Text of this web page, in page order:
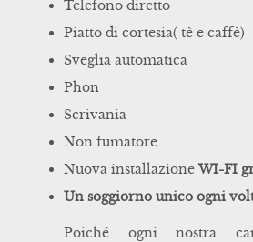
Telefono diretto
Piatto di cortesia( tè e caffè)
Sveglia automatica
Phon
Scrivania
Non fumatore
Nuova installazioneWI-FI
Un soggiorno unico ogni
Poiché ogni nostra